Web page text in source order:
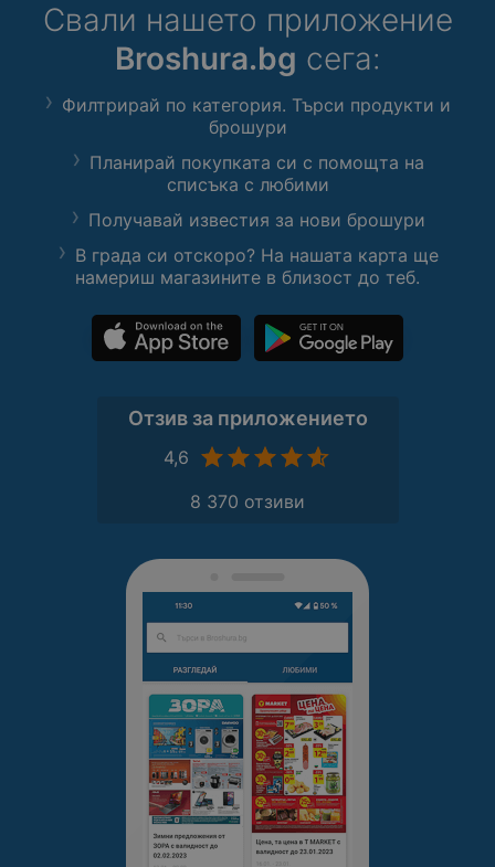
Свали нашето приложение
Broshura.bg сега:
Филтрирай по категория. Търси продукти и
брошури
Планирай покупката си с помощта на
списъка с любими
Получавай известия за нови брошури
В града си отскоро? На нашата карта ще
намериш магазините в близост до теб.
Отзив за приложението
4,6
8 370 отзиви